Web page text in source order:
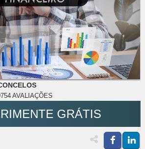
AVALIAÇÕES
GRÁTIS